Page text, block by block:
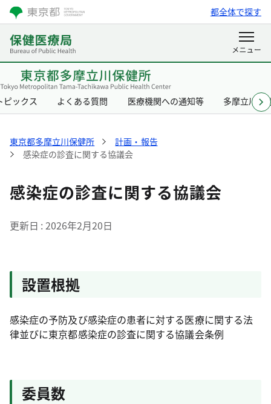
都全体で探す
ピックス よくある質問 医療機関への通知等 多摩立川保
東京都多摩立川保健所
計画・報告
感染症の診査に関する協議会
感染症の診査に関する協議会
更新日 2026年2月20日
設置根拠
感染症の予防及び感染症の患者に対する医療に関する法
律並びに東京都感染症の診査に関する協議会条例
委員数